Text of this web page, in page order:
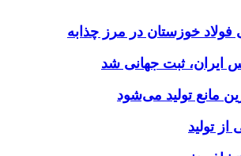
ایران، ثبت جهانی شد
تولید